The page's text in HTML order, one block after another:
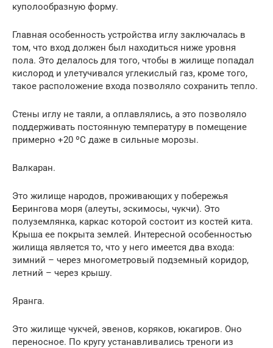
куполообразную форму.
Главная особенность устройства иглу заключалась в
том, что вход должен был находиться ниже уровня
пола. Это делалось для того, чтобы в жилище попадал
кислород и улетучивался углекислый газ, кроме того,
такое расположение входа позволяло сохранить тепло.
Стены иглу не таяли, а оплавлялись, а это позволяло
поддерживать постоянную температуру в помещение
примерно +20 ºС даже в сильные морозы.
Валкаран.
Это жилище народов, проживающих у побережья
Берингова моря (алеуты, эскимосы, чукчи). Это
полуземлянка, каркас которой состоит из костей кита.
Крыша ее покрыта землей. Интересной особенностью
жилища является то, что у него имеется два входа:
зимний – через многометровый подземный коридор,
летний – через крышу.
Яранга.
Это жилище чукчей, эвенов, коряков, юкагиров. Оно
переносное. По кругу устанавливались треноги из